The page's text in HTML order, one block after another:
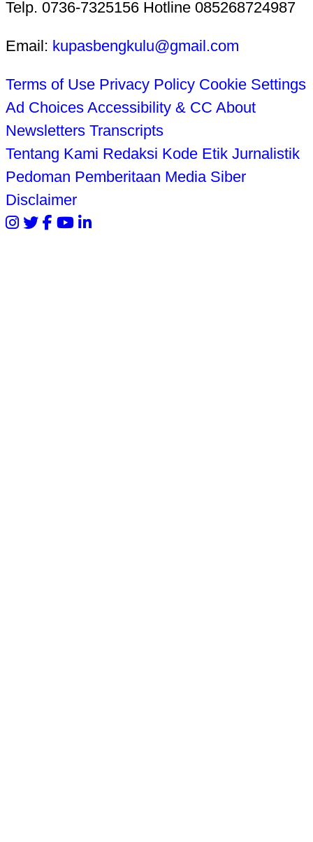
Telp. 0736-7325156 Hotline 085268724987
Email: kupasbengkulu@gmail.com
Terms of Use Privacy Policy Cookie Settings
Ad Choices Accessibility & CC About
Newsletters Transcripts
Tentang Kami Redaksi Kode Etik Jurnalistik
Pedoman Pemberitaan Media Siber
Disclaimer